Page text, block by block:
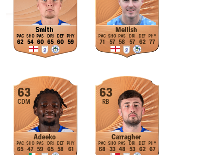
Smith
62 54 60 65 60 59
Mellish
71 57 58 57 62 77
63
CDM
Adeeko
65 47 59 65 58 61
63
RB
Carragher
68 33 48 53 62 67